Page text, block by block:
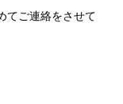
てご連絡をさせて